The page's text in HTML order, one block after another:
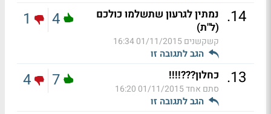
14
. נמתין לגרעון שתשלמו כולכם
(ל"ת)
קשקשנים01/11/2015 16:34
הגב לתגובה זו
4
1
13
. כחלון???!!!!
סתם אחד01/11/2015 16:20
הגב לתגובה זו
7
4